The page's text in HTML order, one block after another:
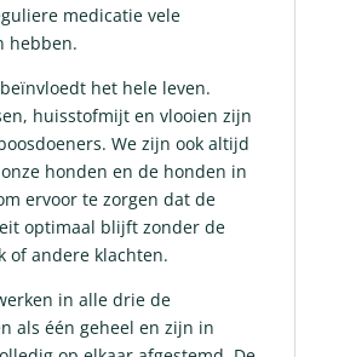
medicatie vele
hebben.
het hele leven.
huisstofmijt en vlooien zijn
We zijn ook altijd
honden en de honden in
ervoor te zorgen dat de
optimaal blijft zonder de
of andere klachten.
in alle drie de
als één geheel en zijn in